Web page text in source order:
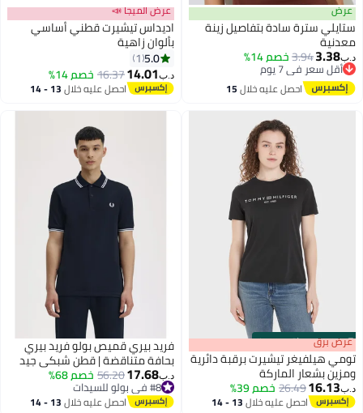
2
عرض
ستايلي سترة سادة بتفاصيل زينة
معدنية
د.ب‏3.38
3.94خصم 14%
أقل سعر في 7 يوم
أقل سعر في 7 يوماحصل عليه خلال15
عرض الميجا 📣
اديداس تيشيرت قطني أساسي
بألوان زاهية
5.0
1
د.ب‏14.01
16.37خصم 14%
احصل عليه خلال 13 - 14
00m:00s
·باقي 100%
2
عرض برق
تومي هيلفيغر تيشيرت برقبة دائرية
ومزين بشعار الماركة
د.ب‏16.13
26.49خصم 39%
احصل عليه خلال 13 - 14
4
فريد بيري قميص بولو فريد بيري
بحافة متناقضة | قطن شبكي جيد
التهوية للارتداء اليومي بأكمام
قصيرة
د.ب‏17.68
56.20خصم 68%
#8 في بولو للسيدات
#8 في بولو للسيدات احصل عليه خلال 13 - 14